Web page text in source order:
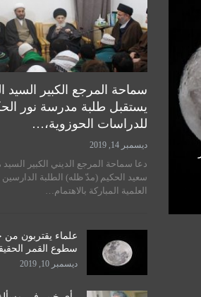
رأي خبير في مسألة زراعة
الرأس لدى البشر
ديسمبر 10, 2019
سماحة المرجع الكبير السيد
يستقبل طلبة مدرسة نور
للدراسات الحوزوية،…
ديسمبر 14, 2019
دعا سماحة المرجع الديني الكبير
سعيد الحكيم (مدّ ظله) الطلبة الدارسين
العلمية المباركة بالاهتمام…
علماء يقتربون من
سطوع القمر
ديسمبر 10, 2019